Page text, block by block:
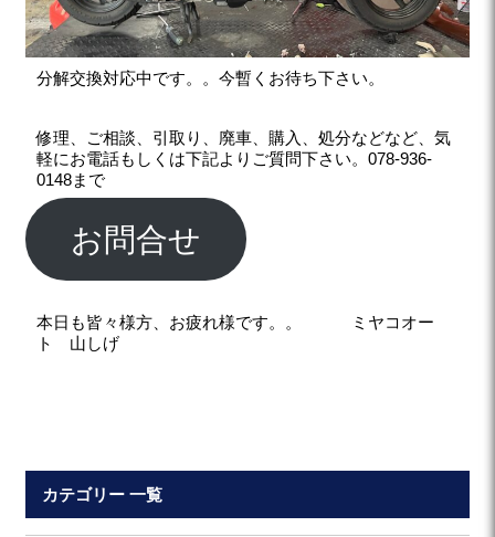
分解交換対応中です。。今暫くお待ち下さい。
修理、ご相談、引取り、廃車、購入、処分などなど、気
軽にお電話もしくは下記よりご質問下さい。078-936-
0148まで
お問合せ
本日も皆々様方、お疲れ様です。。 ミヤコオー
ト 山しげ
カテゴリー 一覧